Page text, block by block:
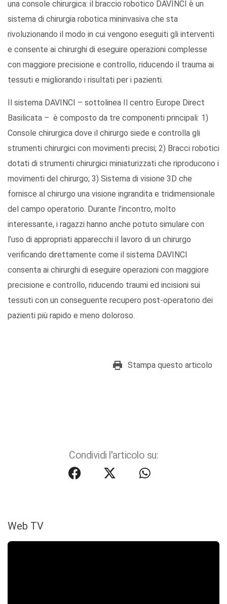
una console chirurgica: il braccio robotico DAVINCI è un
sistema di chirurgia robotica mininvasiva che sta
rivoluzionando il modo in cui vengono eseguiti gli interventi
e consente ai chirurghi di eseguire operazioni complesse
con maggiore precisione e controllo, riducendo il trauma ai
tessuti e migliorando i risultati per i pazienti.
Il sistema DAVINCI – sottolinea Il centro Europe Direct
Basilicata – è composto da tre componenti principali: 1)
Console chirurgica dove il chirurgo siede e controlla gli
strumenti chirurgici con movimenti precisi; 2) Bracci robotici
dotati di strumenti chirurgici miniaturizzati che riproducono i
movimenti del chirurgo; 3) Sistema di visione 3D che
fornisce al chirurgo una visione ingrandita e tridimensionale
del campo operatorio. Durante l’incontro, molto
interessante, i ragazzi hanno anche potuto simulare con
l’uso di appropriati apparecchi il lavoro di un chirurgo
verificando direttamente come il sistema DAVINCI
consenta ai chirurghi di eseguire operazioni con maggiore
precisione e controllo, riducendo traumi ed incisioni sui
tessuti con un conseguente recupero post-operatorio dei
pazienti più rapido e meno doloroso.
Stampa questo articolo
Condividi l'articolo su:
Web TV